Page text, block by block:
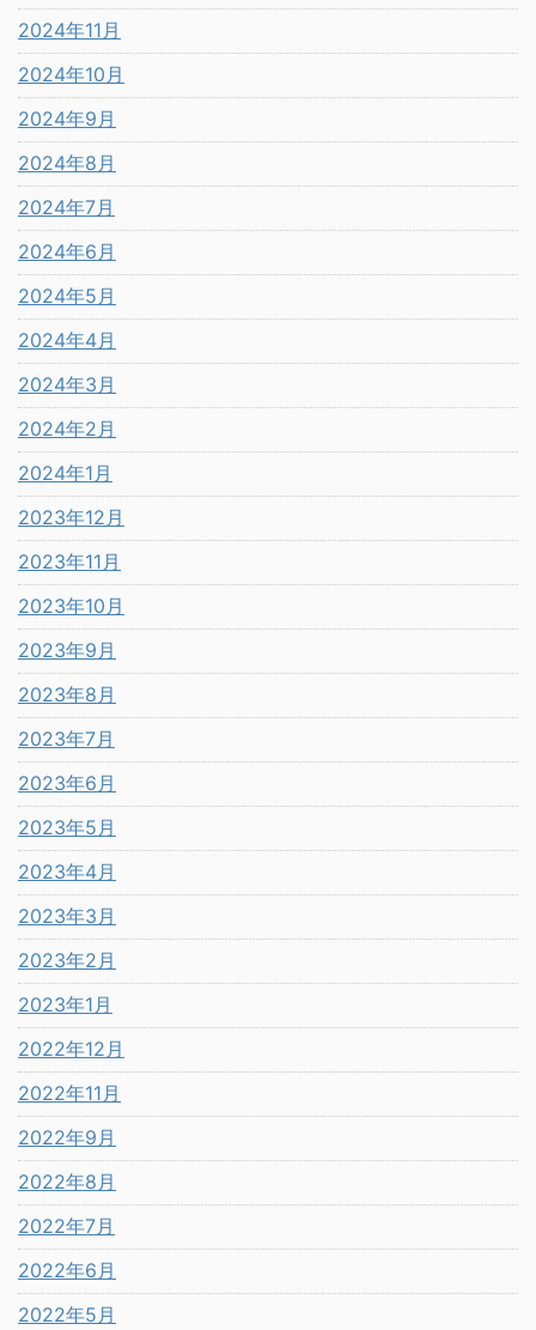
2024年11月
2024年10月
2024年9月
2024年8月
2024年7月
2024年6月
2024年5月
2024年4月
2024年3月
2024年2月
2024年1月
2023年12月
2023年11月
2023年10月
2023年9月
2023年8月
2023年7月
2023年6月
2023年5月
2023年4月
2023年3月
2023年2月
2023年1月
2022年12月
2022年11月
2022年9月
2022年8月
2022年7月
2022年6月
2022年5月